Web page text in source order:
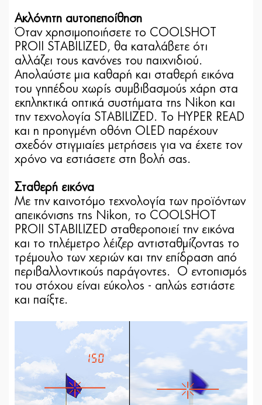
Ακλόνητη αυτοπεποίθηση
Όταν χρησιμοποιήσετε το COOLSHOT
PROII STABILIZED, θα καταλάβετε ότι
αλλάζει τους κανόνες του παιχνιδιού.
Απολαύστε μια καθαρή και σταθερή εικόνα
του γηπέδου χωρίς συμβιβασμούς χάρη στα
εκπληκτικά οπτικά συστήματα της Nikon και
την τεχνολογία STABILIZED. Το HYPER READ
και η προηγμένη οθόνη OLED παρέχουν
σχεδόν στιγμιαίες μετρήσεις για να έχετε τον
χρόνο να εστιάσετε στη βολή σας.
Σταθερή εικόνα
Με την καινοτόμο τεχνολογία των προϊόντων
απεικόνισης της Nikon, το COOLSHOT
PROII STABILIZED σταθεροποιεί την εικόνα
και το τηλέμετρο λέιζερ αντισταθμίζοντας το
τρέμουλο των χεριών και την επίδραση από
περιβαλλοντικούς παράγοντες. Ο εντοπισμός
του στόχου είναι εύκολος - απλώς εστιάστε
και παίξτε.